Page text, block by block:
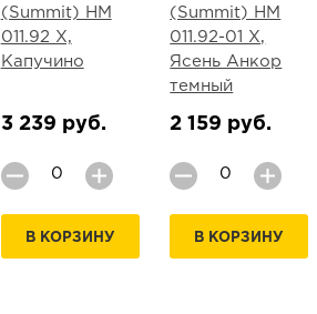
(Summit) НМ
011.92 Х,
Капучино
3 239 руб.
В КОРЗИНУ
(Summit) НМ
011.92-01 Х,
Ясень Анкор
темный
2 159 руб.
В КОРЗИНУ